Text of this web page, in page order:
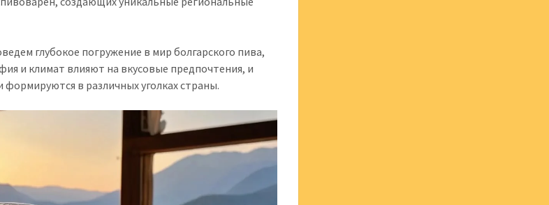
глубокое погружение в мир болгарского пива,
и климат влияют на вкусовые предпочтения, и
формируются в различных уголках страны.